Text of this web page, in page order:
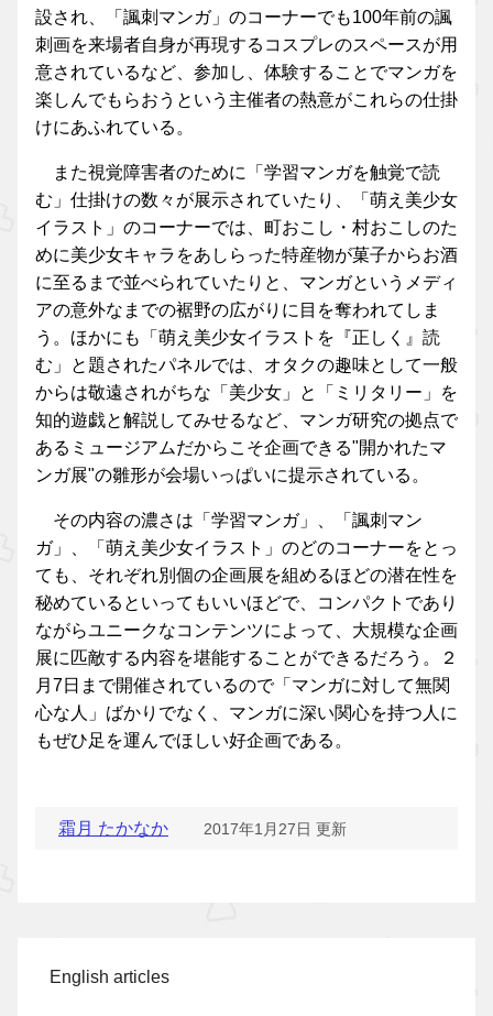
設され、「諷刺マンガ」のコーナーでも100年前の諷
刺画を来場者自身が再現するコスプレのスペースが用
意されているなど、参加し、体験することでマンガを
楽しんでもらおうという主催者の熱意がこれらの仕掛
けにあふれている。
また視覚障害者のために「学習マンガを触覚で読
む」仕掛けの数々が展示されていたり、「萌え美少女
イラスト」のコーナーでは、町おこし・村おこしのた
めに美少女キャラをあしらった特産物が菓子からお酒
に至るまで並べられていたりと、マンガというメディ
アの意外なまでの裾野の広がりに目を奪われてしま
う。ほかにも「萌え美少女イラストを『正しく』読
む」と題されたパネルでは、オタクの趣味として一般
からは敬遠されがちな「美少女」と「ミリタリー」を
知的遊戯と解説してみせるなど、マンガ研究の拠点で
あるミュージアムだからこそ企画できる"開かれたマ
ンガ展"の雛形が会場いっぱいに提示されている。
その内容の濃さは「学習マンガ」、「諷刺マン
ガ」、「萌え美少女イラスト」のどのコーナーをとっ
ても、それぞれ別個の企画展を組めるほどの潜在性を
秘めているといってもいいほどで、コンパクトであり
ながらユニークなコンテンツによって、大規模な企画
展に匹敵する内容を堪能することができるだろう。２
月7日まで開催されているので「マンガに対して無関
心な人」ばかりでなく、マンガに深い関心を持つ人に
もぜひ足を運んでほしい好企画である。
霜月 たかなか 2017年1月27日 更新
English articles